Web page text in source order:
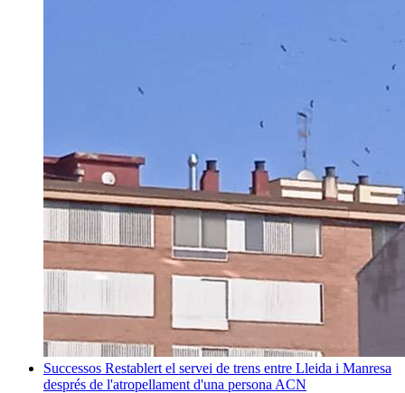
Successos Restablert el servei de trens entre Lleida i Manresa
després de l'atropellament d'una persona ACN